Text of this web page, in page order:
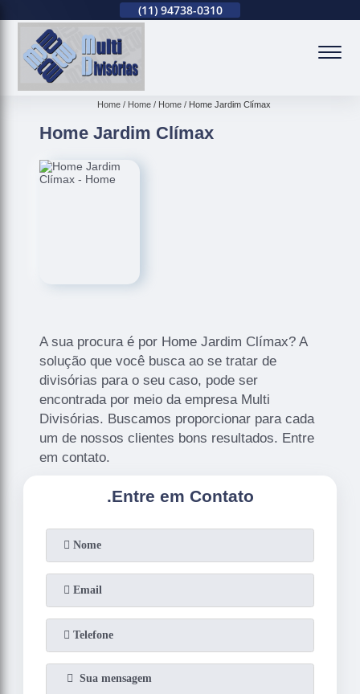
(11) 94738-0310
Home Home Home Home Jardim Clímax
Home Jardim Clímax
A sua procura é por Home Jardim Clímax? A
solução que você busca ao se tratar de
divisórias para o seu caso, pode ser
encontrada por meio da empresa Multi
Divisórias. Buscamos proporcionar para cada
um de nossos clientes bons resultados. Entre
em contato.
.Entre em Contato